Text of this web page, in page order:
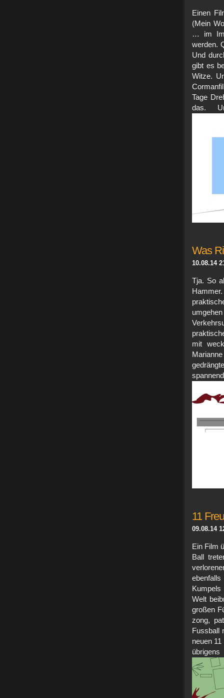
Einen
(Mein
… im
werden.
Und
gibt es
Witze.
Tage
das.
Was
10.08.14
Tja. So
mit
11
09.08.14
Ein Film
Ball
Welt
großen
zong,
Fussball
neuen